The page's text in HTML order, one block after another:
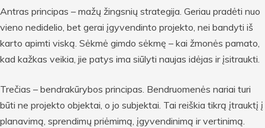
Antras principas – mažų žingsnių strategija. Geriau pradėti nuo
vieno nedidelio, bet gerai įgyvendinto projekto, nei bandyti iš
karto apimti viską. Sėkmė gimdo sėkmę – kai žmonės pamato,
kad kažkas veikia, jie patys ima siūlyti naujas idėjas ir įsitraukti.
Trečias – bendrakūrybos principas. Bendruomenės nariai turi
būti ne projekto objektai, o jo subjektai. Tai reiškia tikrą įtrauktį į
planavimą, sprendimų priėmimą, įgyvendinimą ir vertinimą.